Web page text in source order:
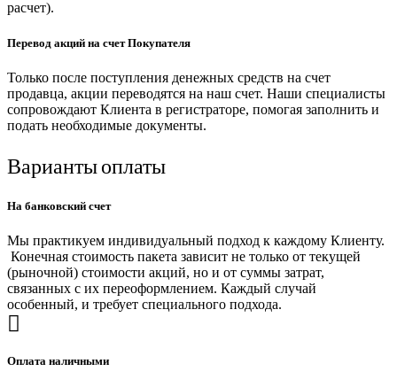
расчет).
Перевод акций на счет Покупателя
Только после поступления денежных средств на счет
продавца, акции переводятся на наш счет. Наши специалисты
сопровождают Клиента в регистраторе, помогая заполнить и
подать необходимые документы.
Варианты оплаты
На банковский счет
Мы практикуем индивидуальный подход к каждому Клиенту.
Конечная стоимость пакета зависит не только от текущей
(рыночной) стоимости акций, но и от суммы затрат,
связанных с их переоформлением. Каждый случай
особенный, и требует специального подхода.
Оплата наличными